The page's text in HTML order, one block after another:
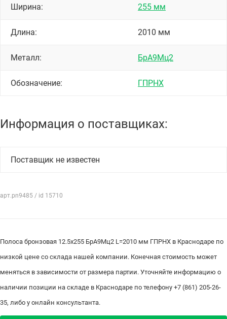
Ширина: 255 мм
Длина: 2010 мм
Металл: БрА9Мц2
Обозначение: ГПРНХ
Информация о поставщиках:
Поставщик не известен
арт.pn9485 / id 15710
Полоса бронзовая 12.5х255 БрА9Мц2 L=2010 мм ГПРНХ в Краснодаре по
низкой цене со склада нашей компании. Конечная стоимость может
меняться в зависимости от размера партии. Уточняйте информацию о
наличии позиции на складе в Краснодаре по телефону +7 (861) 205-26-
35, либо у онлайн консультанта.